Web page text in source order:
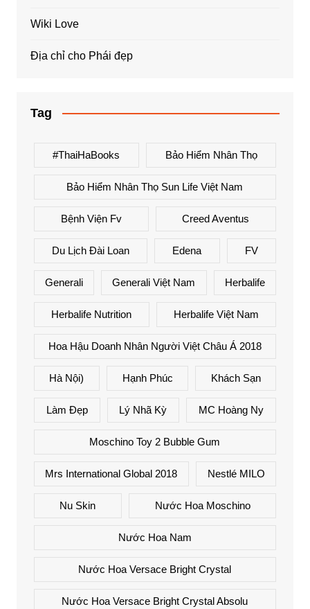
Wiki Love
Địa chỉ cho Phái đẹp
Tag
#ThaiHaBooks Bảo Hiểm Nhân Thọ
Bảo Hiểm Nhân Thọ Sun Life Việt Nam
Bệnh Viện Fv Creed Aventus
Du Lịch Đài Loan Edena FV
Generali Generali Việt Nam Herbalife
Herbalife Nutrition Herbalife Việt Nam
Hoa Hậu Doanh Nhân Người Việt Châu Á 2018
Hà Nội) Hạnh Phúc Khách Sạn
Làm Đẹp Lý Nhã Kỳ MC Hoàng Ny
Moschino Toy 2 Bubble Gum
Mrs International Global 2018 Nestlé MILO
Nu Skin Nước Hoa Moschino
Nước Hoa Nam
Nước Hoa Versace Bright Crystal
Nước Hoa Versace Bright Crystal Absolu